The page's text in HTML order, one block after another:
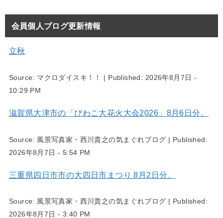
会員個人ブログ更新情報
立秋
Source: マクロダイスキ！！ | Published: 2026年8月7日 -
10:29 PM
滋賀県大津市の「びわこ大花火大会2026」8月6日分。
Source: 風景写真家・西川貴之の気まぐれブログ | Published:
2026年8月7日 - 5:54 PM
三重県四日市市の大四日市まつり 8月2日分。
Source: 風景写真家・西川貴之の気まぐれブログ | Published:
2026年8月7日 - 3:40 PM